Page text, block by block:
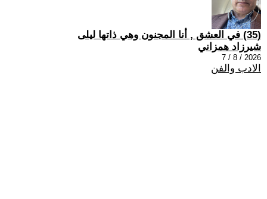
(35) في العشق , أنا المجنون وهي ذاتها ليلى
شيرزاد همزاني
2026 / 8 / 7
الادب والفن